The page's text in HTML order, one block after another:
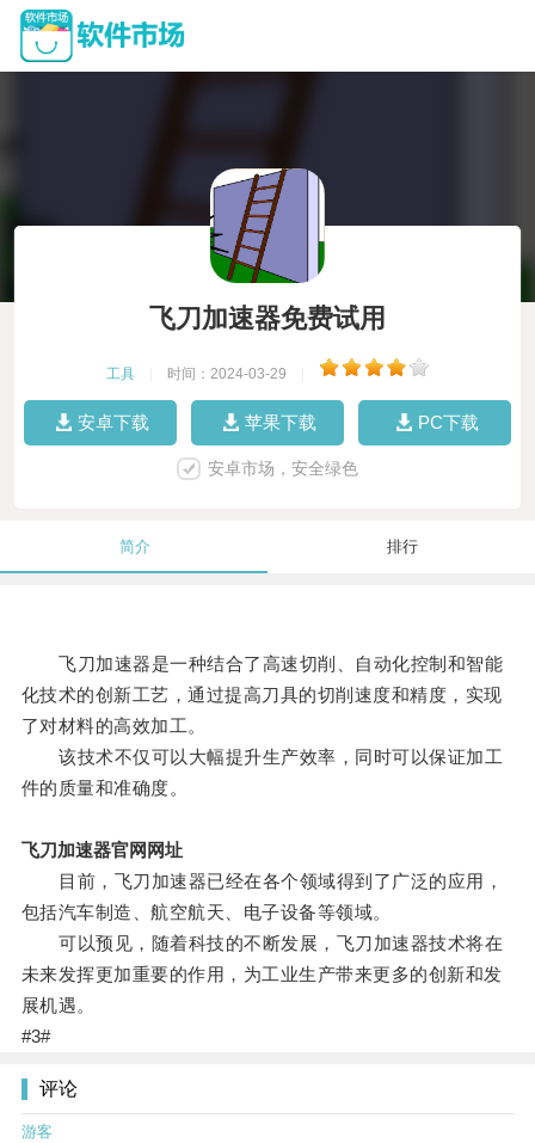
飞刀加速器免费试用
工具 时间：2024-03-29
安卓下载 苹果下载 PC下载
安卓市场，安全绿色
简介 排行
飞刀加速器是一种结合了高速切削、自动化控制和智能
化技术的创新工艺，通过提高刀具的切削速度和精度，实现
了对材料的高效加工。
该技术不仅可以大幅提升生产效率，同时可以保证加工
件的质量和准确度。
飞刀加速器官网网址
目前，飞刀加速器已经在各个领域得到了广泛的应用，
包括汽车制造、航空航天、电子设备等领域。
可以预见，随着科技的不断发展，飞刀加速器技术将在
未来发挥更加重要的作用，为工业生产带来更多的创新和发
展机遇。
#3#
评论
游客